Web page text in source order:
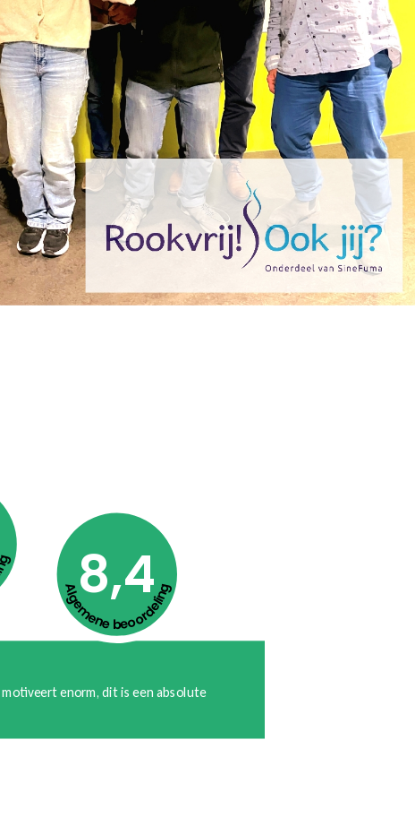
enorm, dit is een absolute
Algemene beoordeling
8,4